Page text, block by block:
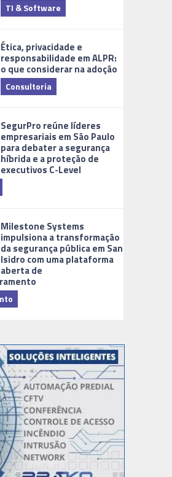
TI & Software
Ética, privacidade e
responsabilidade em ALPR:
o que considerar na adoção
Consultoria
SegurPro reúne líderes
empresariais em São Paulo
para debater a segurança
híbrida e a proteção de
executivos C-Level
Milestone Systems
impulsiona a transformação
da segurança pública em San
Isidro com uma plataforma
aberta de